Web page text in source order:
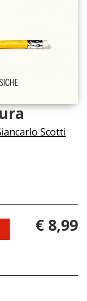
Scotti
€ 8,99